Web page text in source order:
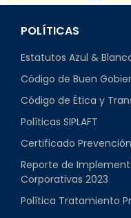
POLÍTICAS
Estatutos Azul &
Código de Buen
Código de Ética y
Políticas SIPLAFT
Certificado Prevención
Reporte de
Corporativas 2023
Política Tratamiento